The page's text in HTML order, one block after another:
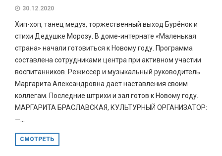
30.12.2020
Хип-хоп, танец медуз, торжественный выход Бурёнок и
стихи Дедушке Морозу. В доме-интернате «Маленькая
страна» начали готовиться к Новому году. Программа
составлена сотрудниками центра при активном участии
воспитанников. Режиссер и музыкальный руководитель
Маргарита Александровна даёт наставления своим
коллегам. Последние штрихи и зал готов к Новому году.
МАРГАРИТА БРАСЛАВСКАЯ, КУЛЬТУРНЫЙ ОРГАНИЗАТОР:
—...
СМОТРЕТЬ